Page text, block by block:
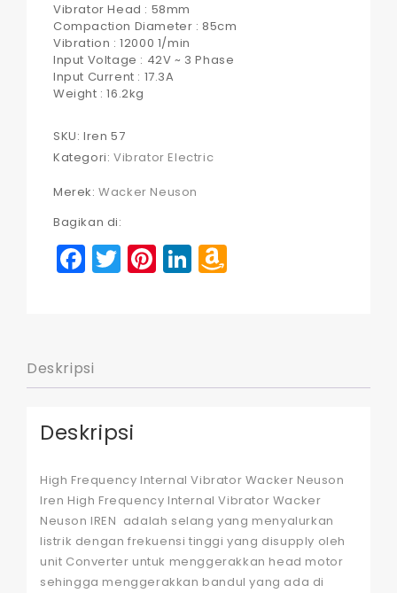
Vibrator Head : 58mm
Compaction Diameter : 85cm
Vibration : 12000 1/min
Input Voltage : 42V ~ 3 Phase
Input Current : 17.3A
Weight : 16.2kg
SKU: Iren 57
Kategori: Vibrator Electric
Merek:Wacker Neuson
Bagikan di:
Facebook
Twitter
Pinterest
LinkedIn
Deskripsi
Deskripsi
High Frequency Internal Vibrator Wacker Neuson
Iren High Frequency Internal Vibrator Wacker
Neuson IREN adalah selang yang menyalurkan
listrik dengan frekuensi tinggi yang disupply oleh
unit Converter untuk menggerakkan head motor
sehingga menggerakkan bandul yang ada di